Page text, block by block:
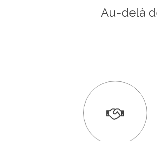
Au-delà